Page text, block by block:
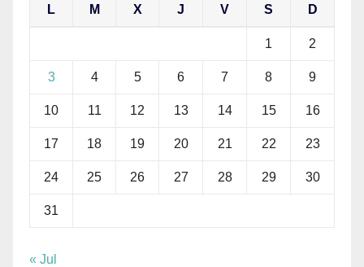
L M X J V S D
1 2
3 4 5 6 7 8 9
10 11 12 13 14 15 16
17 18 19 20 21 22 23
24 25 26 27 28 29 30
31
« Jul